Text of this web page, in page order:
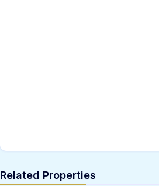
Related Properties